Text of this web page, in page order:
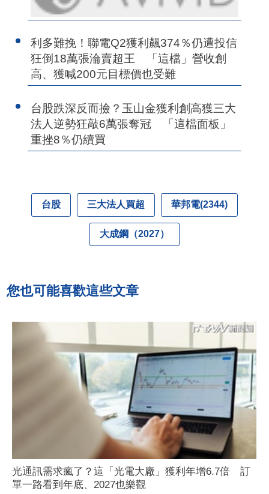
利多難挽！聯電Q2獲利飆374％仍遭投信
狂倒18萬張淪賣超王 「這檔」營收創
高、獲喊200元目標價也受難
台股跌深反而撿？玉山金獲利創高獲三大
法人逆勢狂敲6萬張奪冠 「這檔面板」
重挫8％仍續買
台股 三大法人買超 華邦電(2344)
大成鋼（2027）
您也可能喜歡這些文章
光通訊需求瘋了？這「光電大廠」獲利年增6.7倍 訂
單一路看到年底、2027也樂觀